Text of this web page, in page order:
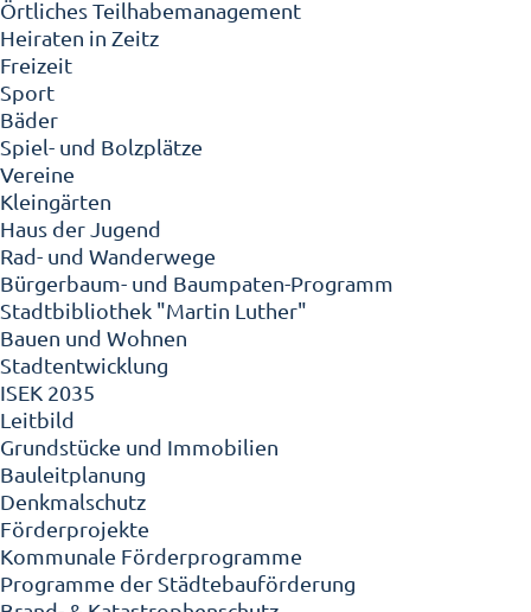
Örtliches Teilhabemanagement
Heiraten in Zeitz
Freizeit
Sport
Bäder
Spiel- und Bolzplätze
Vereine
Kleingärten
Haus der Jugend
Rad- und Wanderwege
Bürgerbaum- und Baumpaten-Programm
Stadtbibliothek "Martin Luther"
Bauen und Wohnen
Stadtentwicklung
ISEK 2035
Leitbild
Grundstücke und Immobilien
Bauleitplanung
Denkmalschutz
Förderprojekte
Kommunale Förderprogramme
Programme der Städtebauförderung